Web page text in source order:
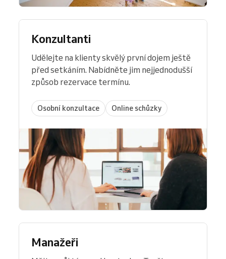
Konzultanti
Udělejte na klienty skvělý první dojem ještě
před setkáním. Nabídněte jim nejjednodušší
způsob rezervace termínu.
Osobní konzultace Online schůzky
Manažeři